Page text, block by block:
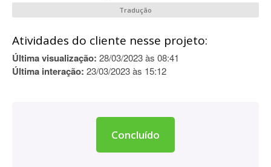
Tradução
Atividades do cliente nesse projeto:
Última visualização: 28/03/2023 às 08:41
Última interação: 23/03/2023 às 15:12
Concluído